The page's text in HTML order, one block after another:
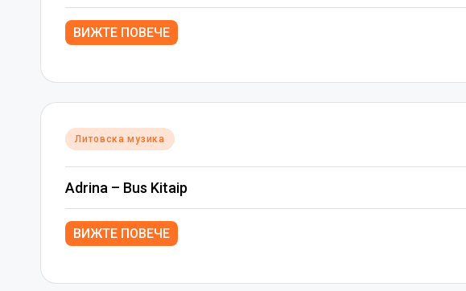
ВИЖТЕ ПОВЕЧЕ
Posted
Литовска музика
Adrina – Bus Kitaip
ВИЖТЕ ПОВЕЧЕ